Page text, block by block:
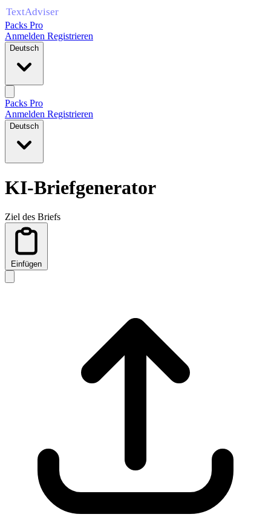
Packs Pro
Anmelden Registrieren
Deutsch
Packs Pro
Anmelden Registrieren
Deutsch
KI-Briefgenerator
Ziel des Briefs
Einfügen